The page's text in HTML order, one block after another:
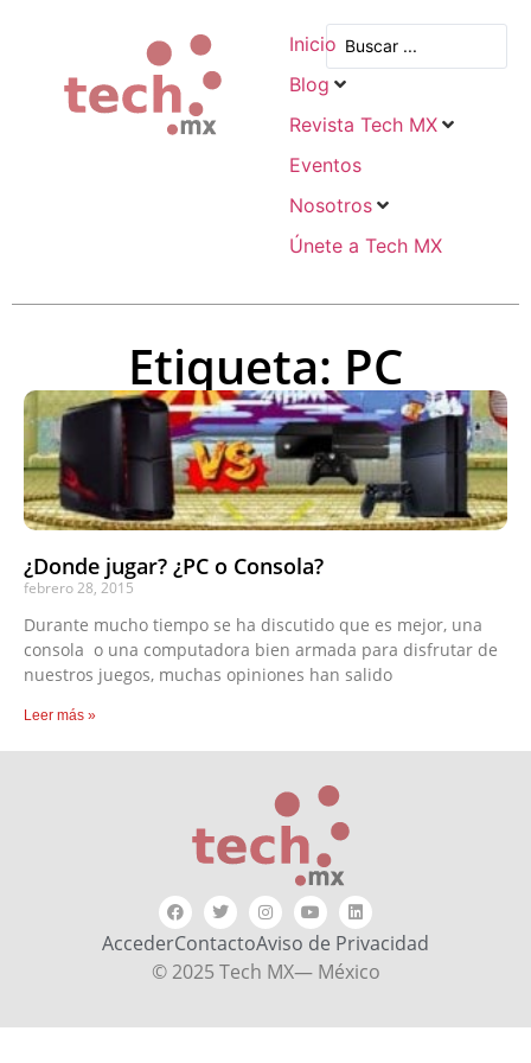
Inicio
Blog
Revista Tech MX
Eventos
Nosotros
Únete a Tech MX
Etiqueta: PC
¿Donde jugar? ¿PC o Consola?
febrero 28, 2015
Durante mucho tiempo se ha discutido que es mejor, una
consola o una computadora bien armada para disfrutar de
nuestros juegos, muchas opiniones han salido
Leer más »
AccederContactoAviso de Privacidad
© 2025 Tech MX— México